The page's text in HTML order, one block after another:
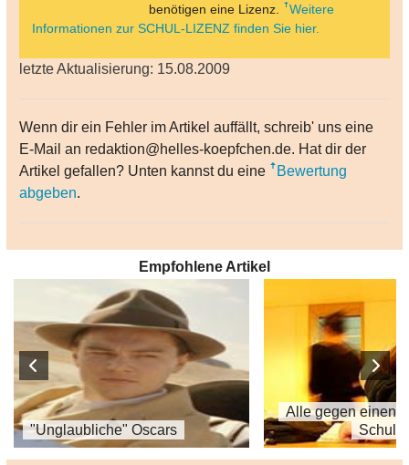
benötigen eine Lizenz.
Weitere
Informationen zur SCHUL-LIZENZ finden Sie hier.
letzte Aktualisierung: 15.08.2009
Wenn dir ein Fehler im Artikel auffällt, schreib' uns eine
E-Mail an redaktion@helles-koepfchen.de. Hat dir der
Artikel gefallen? Unten kannst du eine
Bewertung
abgeben.
Empfohlene Artikel
"Unglaubliche" Oscars
Alle gegen einen -